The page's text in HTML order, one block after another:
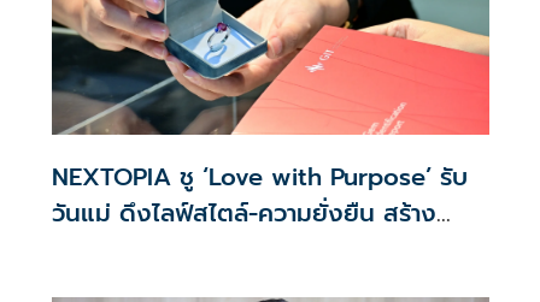
NEXTOPIA ชู ‘Love with Purpose’ รับ
วันแม่ ดึงไลฟ์สไตล์-ความยั่งยืน สร้าง